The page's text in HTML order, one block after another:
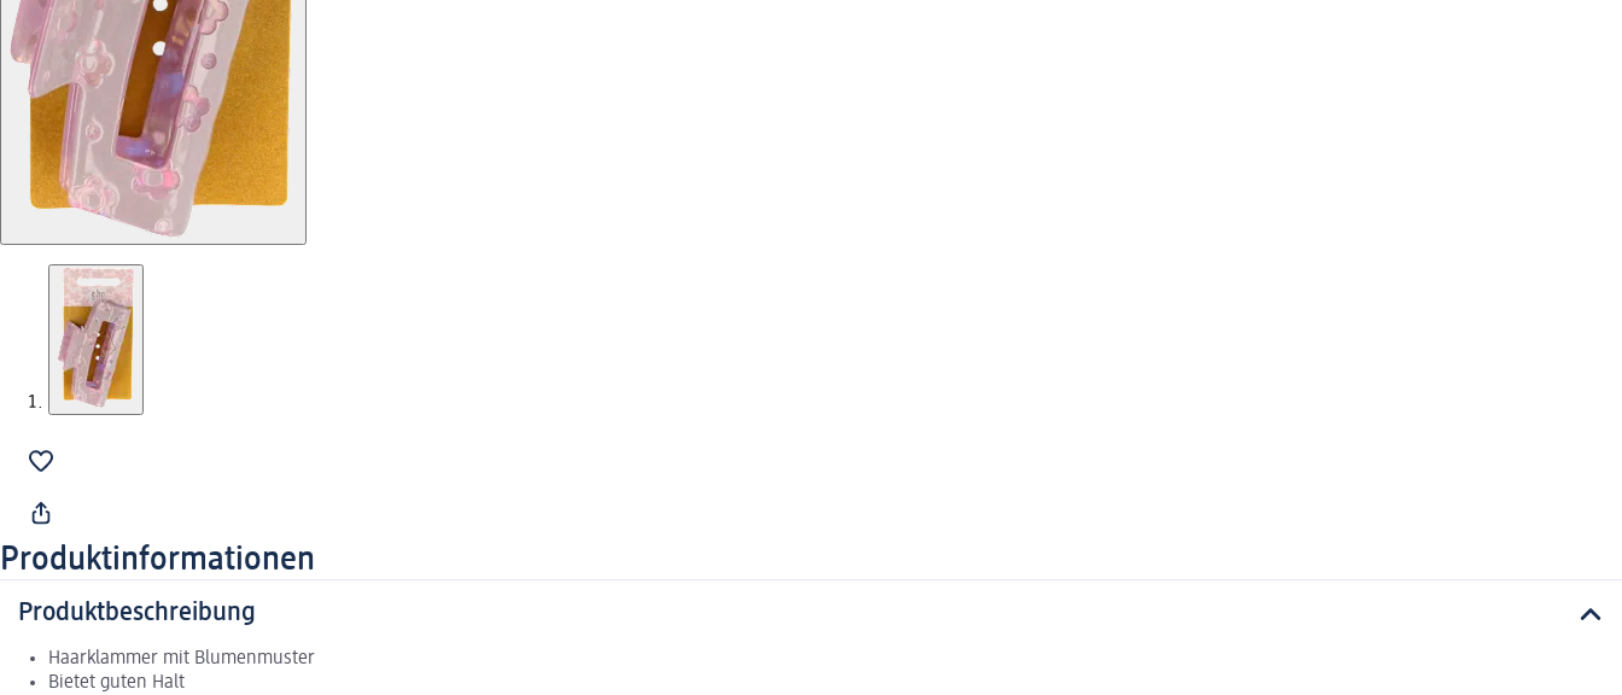
Produktinformationen
Produktbeschreibung
Haarklammer mit Blumenmuster
Bietet guten Halt